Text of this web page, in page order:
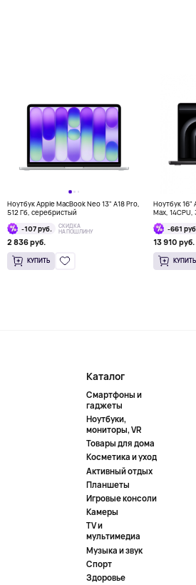
Ноутбук Apple MacBook Neo 13" A18 Pro,
512 Гб, серебристый
-107 руб.
СКИДКА
НА ПОШЛИНУ
2 836 руб.
КУПИТЬ
Ноутбук 16"
Max,
космос
-661
13 910 руб.
КУПИТЬ
Каталог
Смартфоны и
гаджеты
Ноутбуки,
мониторы, VR
Товары для дома
Косметика и уход
Активный отдых
Планшеты
Игровые консоли
Камеры
TV и
мультимедиа
Музыка и звук
Спорт
Здоровье